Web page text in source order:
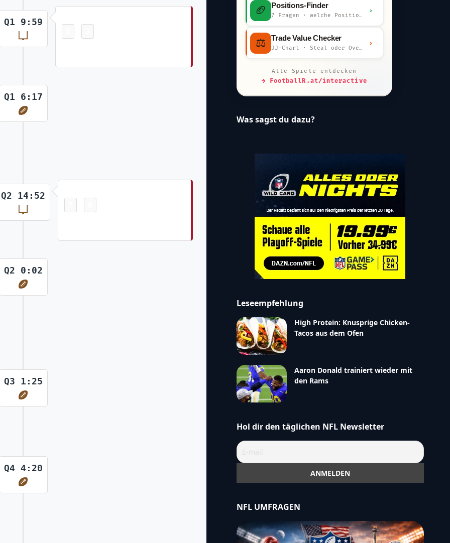
Q1 9:59
Q1 6:17
Q2 14:52
Q2 0:02
Q3 1:25
Q4 4:20
🏈 Positions-Finder
›
⚖️ Trade Value Checker
›
Alle Spiele entdecken
→ FootballR.at/interactive
Was sagst du dazu?
Leseempfehlung
High Protein: Knusprige Chicken-
Tacos aus dem Ofen
Aaron Donald trainiert wieder mit
den Rams
Hol dir den täglichen NFL Newsletter
NFL UMFRAGEN